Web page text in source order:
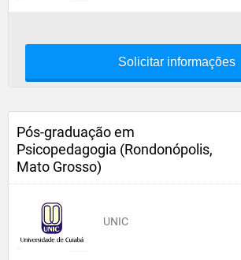
Solicitar informações
Pós-graduação em
Psicopedagogia (Rondonópolis,
Mato Grosso)
UNIC